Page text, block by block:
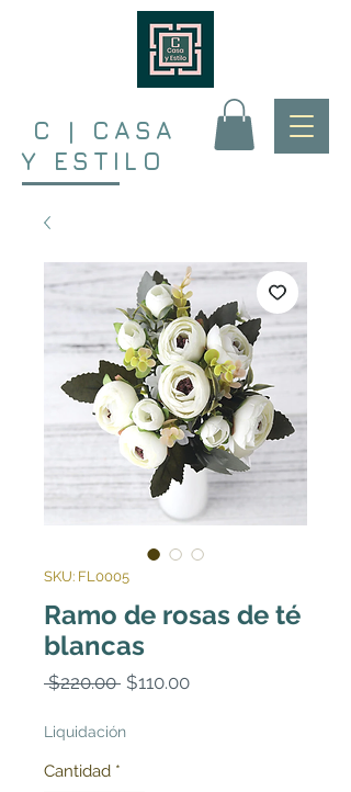
C | CASA
Y ESTILO
SKU: FL0005
Ramo de rosas de té
blancas
$220.00 Precio
$110.00Precio
Liquidación
Cantidad *